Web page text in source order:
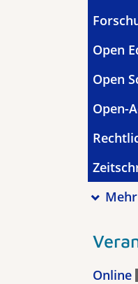
Open
Open
Open-
Online